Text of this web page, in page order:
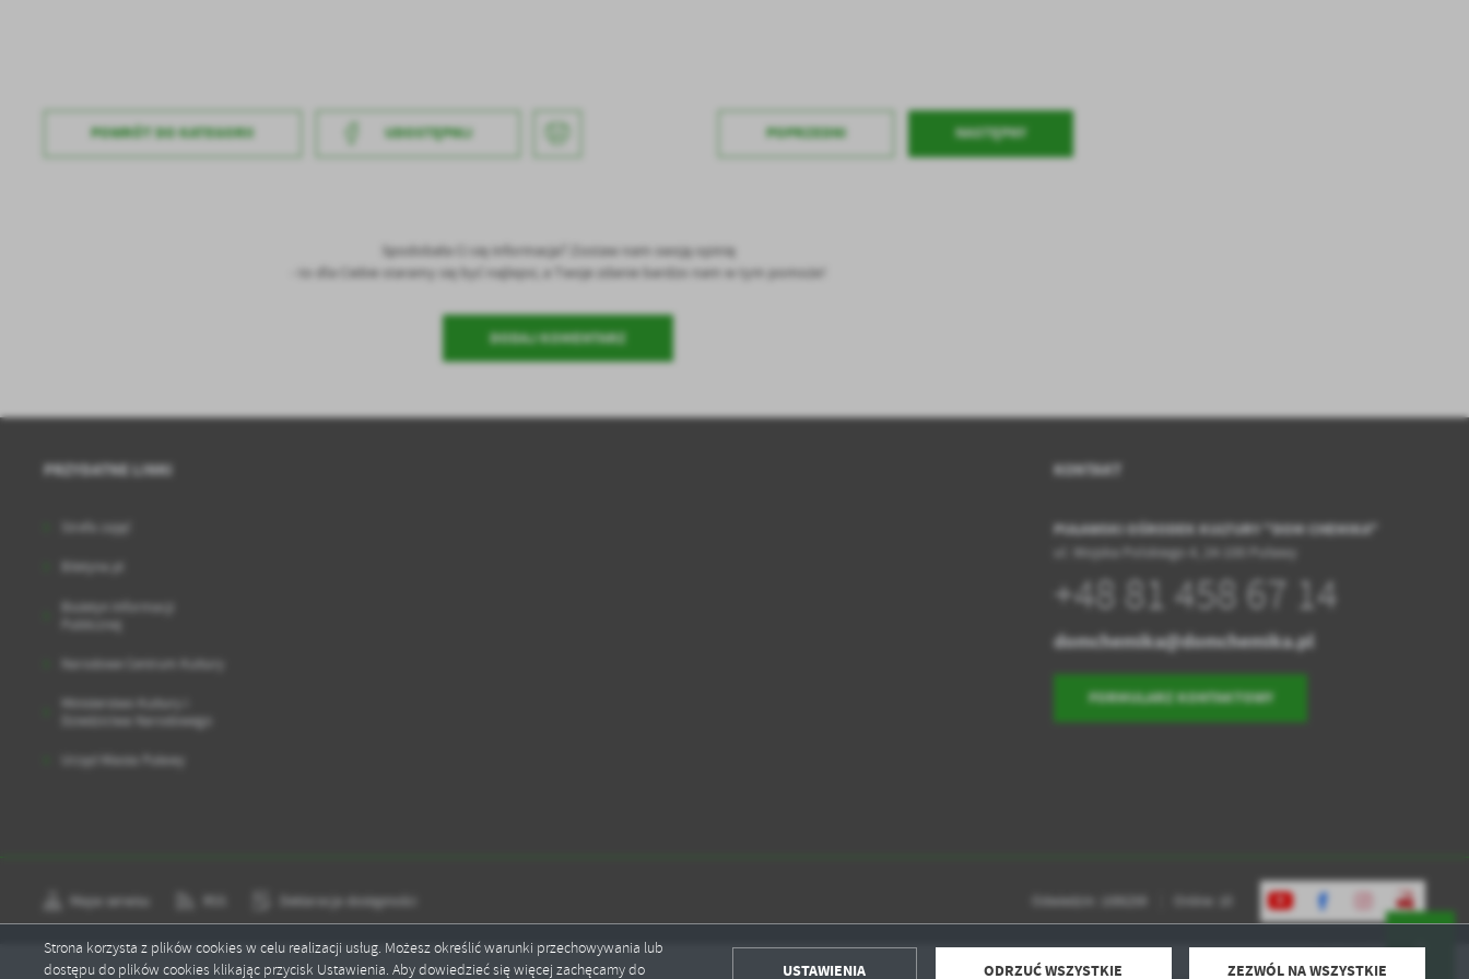
Strona korzysta z plików cookies w celu realizacji usług. Możesz określić warunki przechowywania lub
dostępu do plików cookies klikając przycisk Ustawienia. Aby dowiedzieć się więcej zachęcamy do
USTAWIENIA ODRZUĆ WSZYSTKIE ZEZWÓL NA WSZYSTKIE
POWRÓTDO KATEGORII UDOSTĘPNIJ POPRZEDNI NASTĘPNY
Spodobała Ci się informacja? Zostaw nam swoją opinię
- to dla Ciebie staramy się być najlepsi, a Twoje zdanie bardzo nam w tym pomoże!
DODAJ KOMENTARZ
PRZYDATNE LINKI
Strefa zajęć
Narodowe Centrum Kultury
Ministerstwo Kultury i
Dziedzictwa Narodowego
Urząd Miasta Puławy
KONTAKT
PUŁAWSKI OŚRODEK KULTURY "DOM CHEMIKA"
ul. Wojska Polskiego 4, 24-100 Puławy
+48 81 458 67 14
domchemika@domchemika.pl
FORMULARZ KONTAKTOWY
Mapa serwisu Deklaracja dostępności Odwiedzin: 1595259 Online: 10